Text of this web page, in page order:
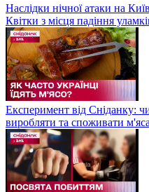
Наслідки нічної атаки на
Квітки з місця падіння
Експеримент від Сніданку:
виробляти та споживати